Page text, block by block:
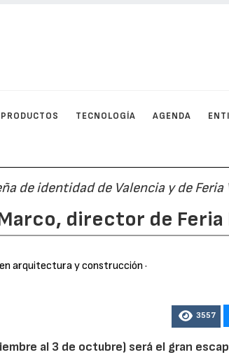
PRODUCTOS TECNOLOGÍA AGENDA
de identidad de Valencia y de Feria
director de
arquitectura y construcción ·
3557
al 3 de octubre) será el gran